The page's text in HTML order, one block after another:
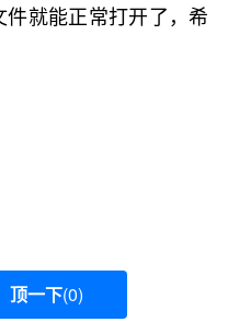
件就能正常打开了，希
顶一下(0)